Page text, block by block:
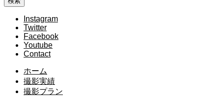
Instagram
Twitter
Facebook
Youtube
Contact
ホーム
撮影実績
撮影プラン